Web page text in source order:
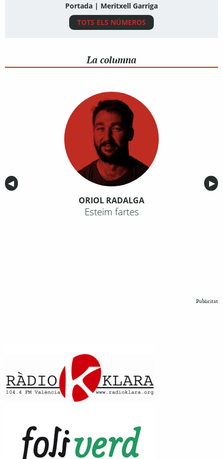
Portada | Meritxell Garriga
TOTS ELS NÚMEROS
La columna
Anterior
◀︎ ▶︎
ORIOL RADALGA
Esteim fartes
Publicitat